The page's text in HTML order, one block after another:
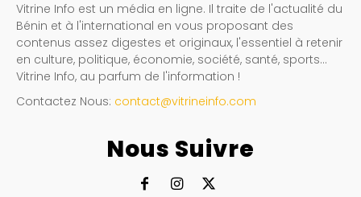
Vitrine Info est un média en ligne. Il traite de l'actualité du
Bénin et à l'international en vous proposant des
contenus assez digestes et originaux, l'essentiel à retenir
en culture, politique, économie, société, santé, sports…
Vitrine Info, au parfum de l'information !
Contactez Nous: contact@vitrineinfo.com
Nous Suivre